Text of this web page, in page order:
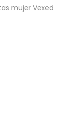
mujer Vexed